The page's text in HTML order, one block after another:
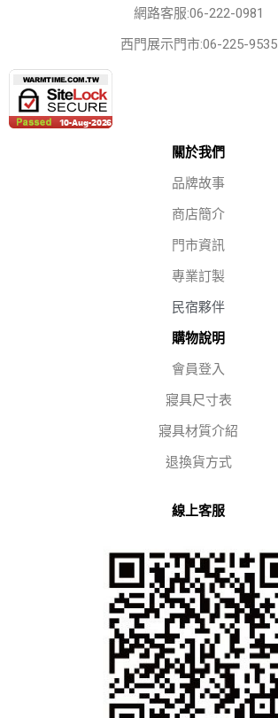
網路客服:06-222-0981
西門展示門市:06-225-9535
關於我們
品牌故事
商店簡介
門市資訊
專業訂製
民宿夥伴
購物說明
會員登入
寢具尺寸表
寢具材質介紹
退換貨方式
線上客服